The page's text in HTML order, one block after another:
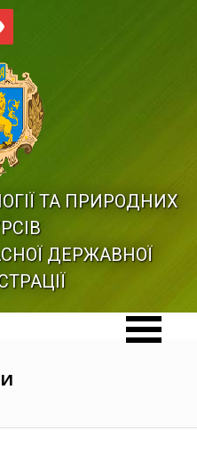
ТА ПРИРОДНИХ
ДЕРЖАВНОЇ